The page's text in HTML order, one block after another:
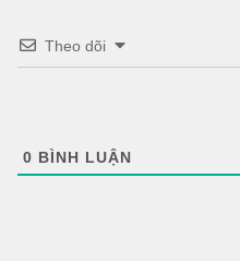
Theo dõi
0 BÌNH LUẬN